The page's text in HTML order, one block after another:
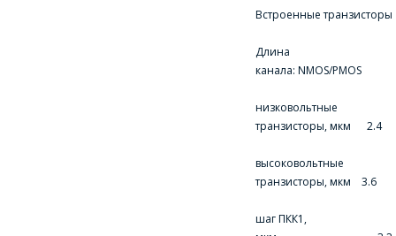
Встроенные транзисторы
Длина
канала: NMOS/PMOS
низковольтные
транзисторы, мкм 2.4
высоковольтные
транзисторы, мкм 3.6
шаг ПКК1,
АДКАЖУЦЬ НА